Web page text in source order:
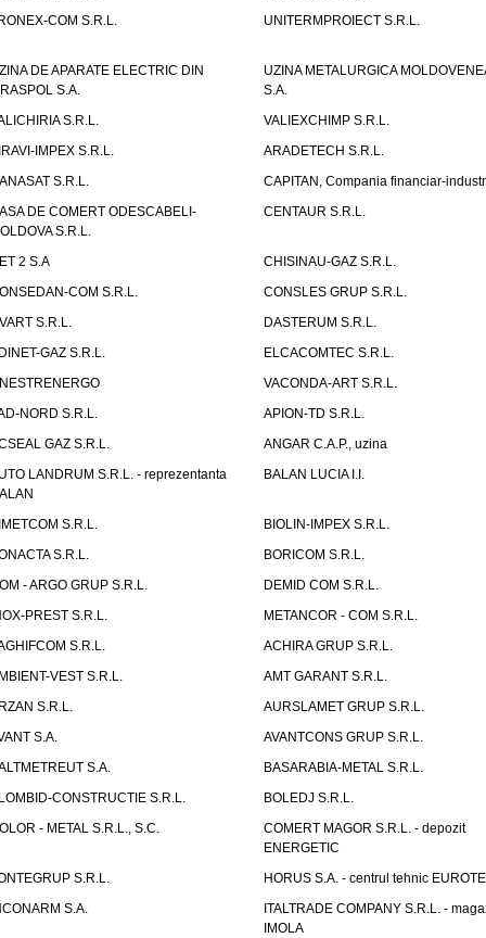
COM S.R.L.
UNITERMPROIECT S.R.L.
DE APARATE ELECTRIC DIN
S.A.
UZINA METALURGICA
S.A.
S.R.L.
VALIEXCHIMP S.R.L.
IMPEX S.R.L.
ARADETECH S.R.L.
S.R.L.
CAPITAN, Compania financiar-
DE COMERT ODESCABELI-
S.R.L.
CENTAUR S.R.L.
2 S.A
CHISINAU-GAZ S.R.L.
COM S.R.L.
CONSLES GRUP S.R.L.
S.R.L.
DASTERUM S.R.L.
GAZ S.R.L.
ELCACOMTEC S.R.L.
VACONDA-ART S.R.L.
NORD S.R.L.
APION-TD S.R.L.
GAZ S.R.L.
ANGAR C.A.P., uzina
LANDRUM S.R.L. - reprezentanta
BALAN LUCIA I.I.
S.R.L.
BIOLIN-IMPEX S.R.L.
S.R.L.
BORICOM S.R.L.
- ARGO GRUP S.R.L.
DEMID COM S.R.L.
PREST S.R.L.
METANCOR - COM S.R.L.
S.R.L.
ACHIRA GRUP S.R.L.
VEST S.R.L.
AMT GARANT S.R.L.
S.R.L.
AURSLAMET GRUP S.R.L.
S.A.
AVANTCONS GRUP S.R.L.
S.A.
BASARABIA-METAL S.R.L.
CONSTRUCTIE S.R.L.
BOLEDJ S.R.L.
- METAL S.R.L., S.C.
COMERT MAGOR S.R.L. - depozit
ENERGETIC
S.R.L.
HORUS S.A. - centrul tehnic
S.A.
ITALTRADE COMPANY S.R.L. -
IMOLA